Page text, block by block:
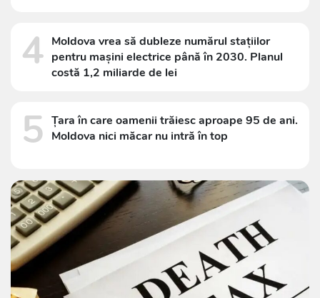
4 Moldova vrea să dubleze numărul stațiilor
pentru mașini electrice până în 2030. Planul
costă 1,2 miliarde de lei
5 Țara în care oamenii trăiesc aproape 95 de ani.
Moldova nici măcar nu intră în top